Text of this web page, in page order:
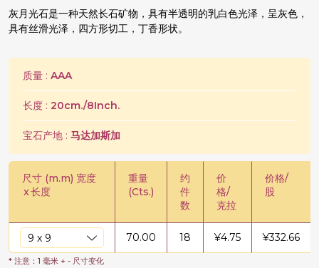
灰月光石是一种天然长石矿物，具有半透明的乳白色光泽，呈灰色，
具有丝滑光泽，四方形切工，丁香形状。
质量 : AAA
长度 : 20cm./8Inch.
宝石产地 : 马达加斯加
尺寸 (m.m) 宽度
x长度
重量
(Cts.)
约
件
数
价
格/
克拉
价格/
股
70.00 18 ¥4.75 ¥332.66
* 注意：1 毫米 + - 尺寸变化